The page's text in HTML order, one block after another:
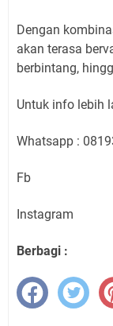
Dengan
akan terasa
berbintang,
Untuk info lebih
Whatsapp :
Fb
Instagram
Berbagi :